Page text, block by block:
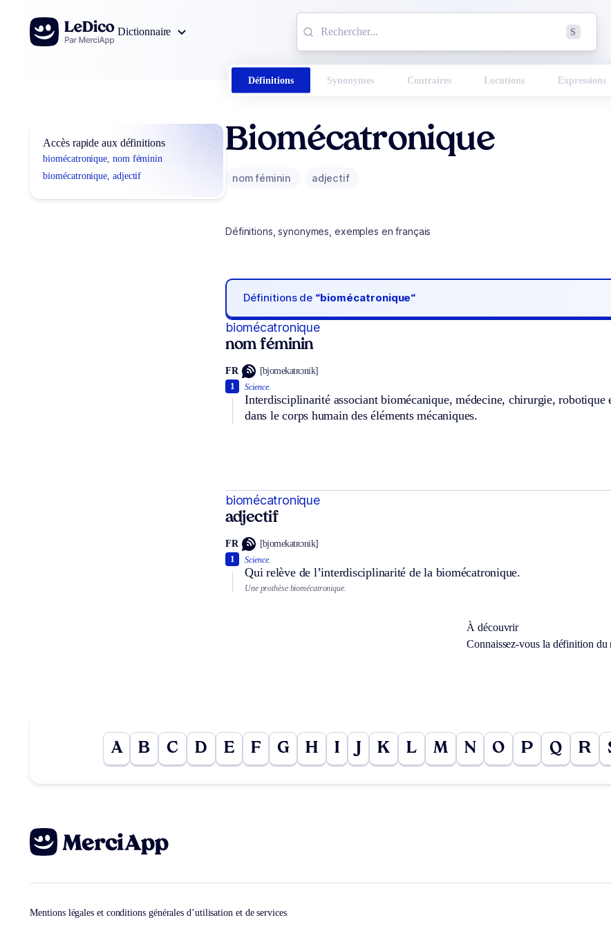
Aller au contenu
Dictionnaire
S
Définitions Synonymes Contraires Locutions Expressions
Accès rapide aux définitions
biomécatronique, nom féminin
biomécatronique, adjectif
Biomécatronique
nom féminin adjectif
Définitions, synonymes, exemples en français
Définitions de “biomécatronique“
biomécatronique
nom féminin
FR [bjomekatʀɔnik]
Science.
Interdisciplinarité associant biomécanique, médecine, chirurgie,
dans le corps humain des éléments mécaniques.
1
biomécatronique
adjectif
FR [bjomekatʀɔnik]
Science.
Qui relève de l’interdisciplinarité de la biomécatronique.
1
Une prothèse biomécatronique.
À découvrir
Connaissez-vous la définition
A B C D E F G H I J K L M N O P Q R
Mentions légales et conditions générales d’utilisation et de services